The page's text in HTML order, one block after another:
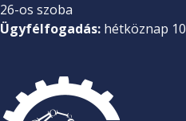
26-os szoba
Ügyfélfogadás: hétköznap